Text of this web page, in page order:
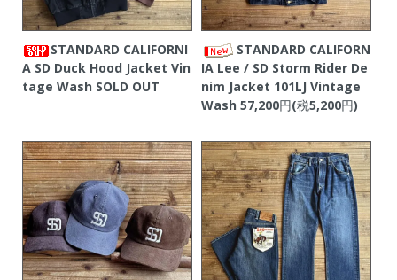
STANDARD CALIFORNI
A SD Duck Hood Jacket Vin
tage Wash SOLD OUT
STANDARD CALIFORN
IA Lee / SD Storm Rider De
nim Jacket 101LJ Vintage
Wash 57,200円(税5,200円)